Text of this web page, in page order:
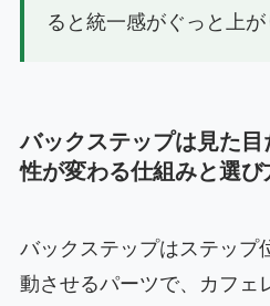
ると統一感がぐっと上が
バックステップは見た
性が変わる仕組みと選び
バックステップはステップ
動させるパーツで、カフェ